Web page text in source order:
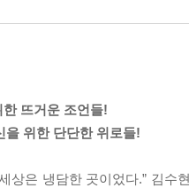
한 뜨거운 조언들!
을 위한 단단한 위로들!
상은 냉담한 곳이었다.” 김